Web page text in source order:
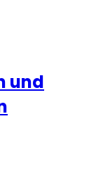
und